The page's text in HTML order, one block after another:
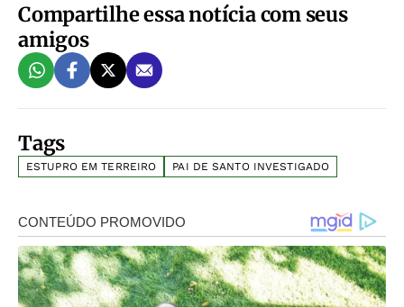
Compartilhe essa notícia com seus
amigos
Tags
ESTUPRO EM TERREIRO PAI DE SANTO INVESTIGADO